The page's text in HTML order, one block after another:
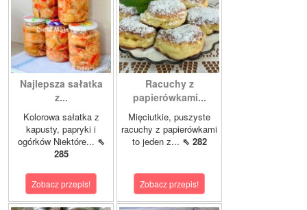
Najlepsza sałatka
z...
Kolorowa sałatka z
kapusty, papryki i
ogórków Niektóre... ⇖
285
Zobacz przepis!
Racuchy z
papierówkami...
Mięciutkie, puszyste
racuchy z papierówkami
to jeden z... ⇖ 282
Zobacz przepis!